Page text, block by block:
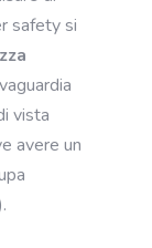
safety si
vista
avere un